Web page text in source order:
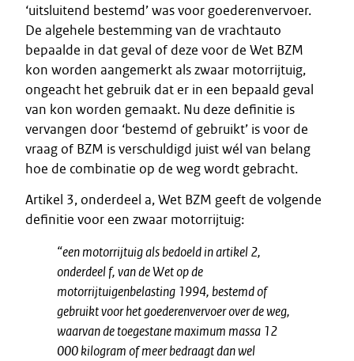
‘uitsluitend bestemd’ was voor goederenvervoer.
De algehele bestemming van de vrachtauto
bepaalde in dat geval of deze voor de Wet BZM
kon worden aangemerkt als zwaar motorrijtuig,
ongeacht het gebruik dat er in een bepaald geval
van kon worden gemaakt. Nu deze definitie is
vervangen door ‘bestemd of gebruikt’ is voor de
vraag of BZM is verschuldigd juist wél van belang
hoe de combinatie op de weg wordt gebracht.
Artikel 3, onderdeel a, Wet BZM geeft de volgende
definitie voor een zwaar motorrijtuig:
“een motorrijtuig als bedoeld in artikel 2,
onderdeel f, van de Wet op de
motorrijtuigenbelasting 1994, bestemd of
gebruikt voor het goederenvervoer over de weg,
waarvan de toegestane maximum massa 12
000 kilogram of meer bedraagt dan wel